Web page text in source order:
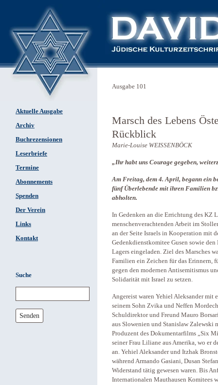
Aktuelle Ausgabe
Archiv
Buchrezensionen
Leserbriefe
Termine
Abonnements
Spenden
Der Verein
Links
Kontakt
Suche
Senden
Ausgabe 101
Marsch des Lebens
Rückblick
Marie-Louise WEISSENBÖCK
„Ihr habt uns Courage gegeben,
Am Freitag, dem 4. April, begann ein
fünf Überlebende mit ihren Familien
abholten.
In Gedenken an die Errichtung des KZ
menschenverachtenden Arbeit im
an der Seite Israels in Kooperation mit
Gedenkdienstkomitee Gusen sowie
Lagers eingeladen. Ziel des Marsches
Familien ein Zeichen für das Erinnern,
gegen den modernen Antisemitismus
Solidarität mit Israel zu setzen.
Angereist waren Yehiel Aleksander mit
seinem Sohn Zvika und Neffen
Schuldirektor und Freund Mauro
aus Slowenien und Stanislaw Zalewski
Produzent des Dokumentarfilms „Six
seiner Frau Liliane aus Amerika, wo er
an. Yehiel Aleksander und Itzhak
während Armando Gasiani, Dusan
Widerstand tätig gewesen waren. Bis
Internationalen Mauthausen Komitees